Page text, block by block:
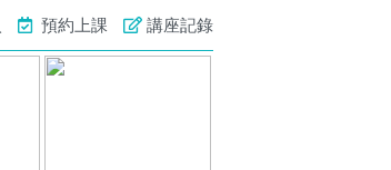
預約上課 講座記錄